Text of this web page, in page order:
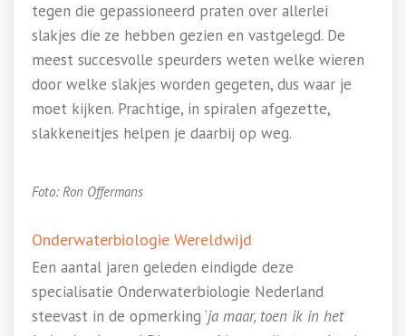
tegen die gepassioneerd praten over allerlei
slakjes die ze hebben gezien en vastgelegd. De
meest succesvolle speurders weten welke wieren
door welke slakjes worden gegeten, dus waar je
moet kijken. Prachtige, in spiralen afgezette,
slakkeneitjes helpen je daarbij op weg.
Foto: Ron Offermans
Onderwaterbiologie Wereldwijd
Een aantal jaren geleden eindigde deze
specialisatie Onderwaterbiologie Nederland
steevast in de opmerking ‘ja maar, toen ik in het